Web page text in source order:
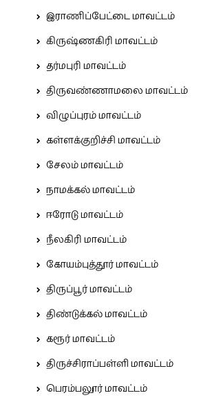
இராணிப்பேட்டை மாவட்டம்
கிருஷ்ணகிரி மாவட்டம்
தர்மபுரி மாவட்டம்
திருவண்ணாமலை மாவட்டம்
விழுப்புரம் மாவட்டம்
கள்ளக்குறிச்சி மாவட்டம்
சேலம் மாவட்டம்
நாமக்கல் மாவட்டம்
ஈரோடு மாவட்டம்
நீலகிரி மாவட்டம்
கோயம்புத்தூர் மாவட்டம்
திருப்பூர் மாவட்டம்
திண்டுக்கல் மாவட்டம்
கரூர் மாவட்டம்
திருச்சிராப்பள்ளி மாவட்டம்
பெரம்பலூர் மாவட்டம்